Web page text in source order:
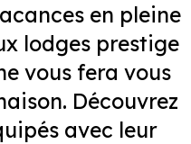
en pleine
lodges prestige
vous fera vous
Découvrez
avec leur